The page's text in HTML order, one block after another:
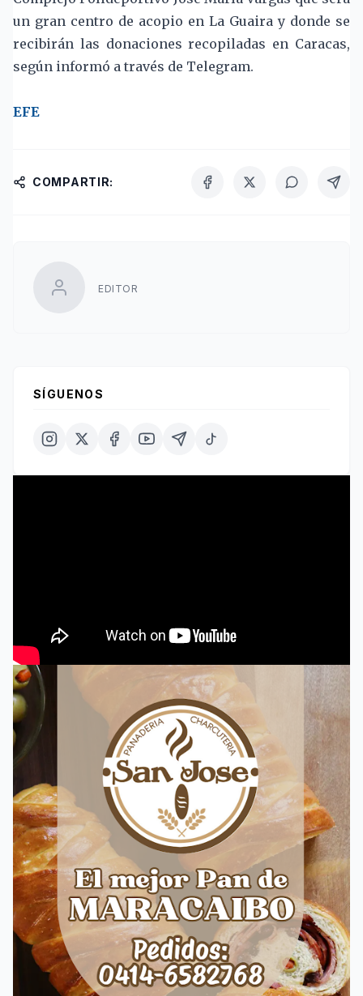
un gran centro de acopio en La Guaira y donde se
recibirán las donaciones recopiladas en Caracas,
según informó a través de Telegram.
EFE
COMPARTIR:
EDITOR
SÍGUENOS